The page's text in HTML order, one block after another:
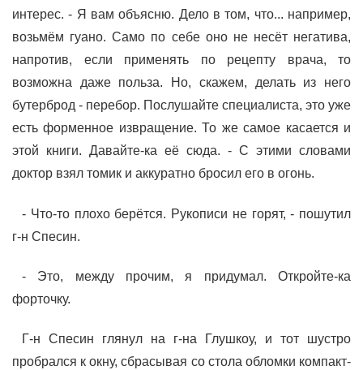
интерес. - Я вам объясню. Дело в том, что... например,
возьмём гуано. Само по себе оно не несёт негатива,
напротив, если применять по рецепту врача, то
возможна даже польза. Но, скажем, делать из него
бутерброд - перебор. Послушайте специалиста, это уже
есть форменное извращение. То же самое касается и
этой книги. Давайте-ка её сюда. - С этими словами
доктор взял томик и аккуратно бросил его в огонь.
- Что-то плохо берётся. Рукописи не горят, - пошутил
г-н Спесин.
- Это, между прочим, я придумал. Откройте-ка
форточку.
Г-н Спесин глянул на г-на Глушкоу, и тот шустро
пробрался к окну, сбрасывая со стола обломки компакт-